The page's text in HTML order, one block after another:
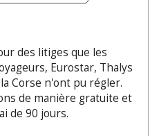
des litiges que les
Eurostar, Thalys
Corse n'ont pu régler.
de manière gratuite et
de 90 jours.